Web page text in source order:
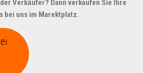
Verkäufer? Dann verkaufen Sie Ihre
bei uns im Marektplatz.